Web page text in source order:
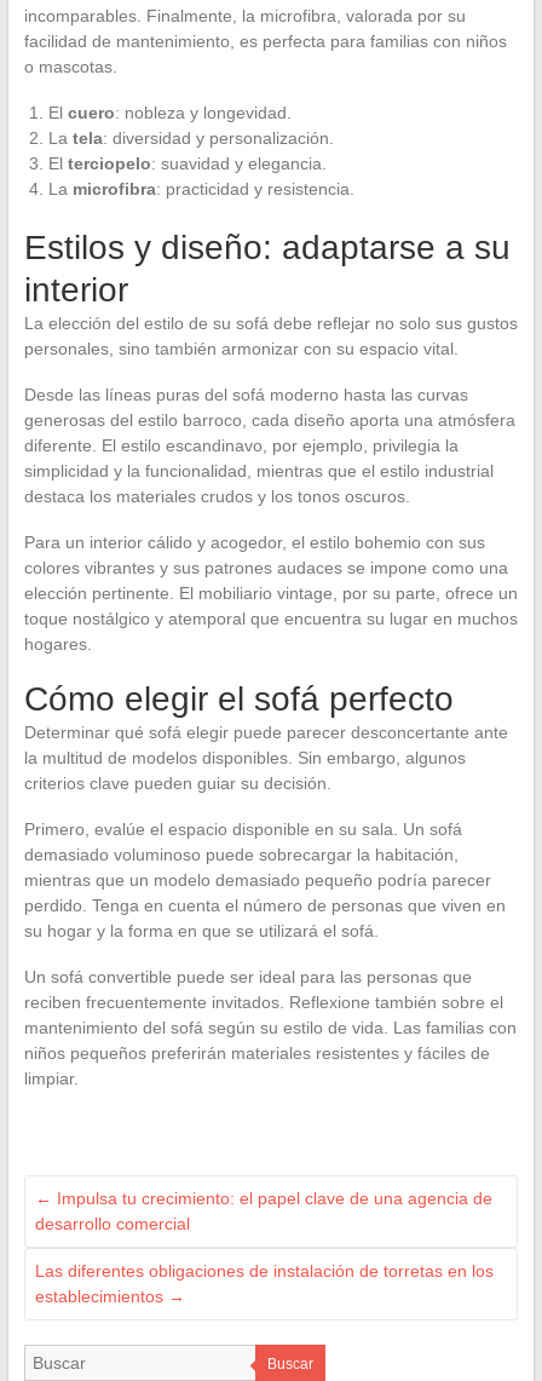
incomparables. Finalmente, la microfibra, valorada por su
facilidad de mantenimiento, es perfecta para familias con niños
o mascotas.
El cuero: nobleza y longevidad.
La tela: diversidad y personalización.
El terciopelo: suavidad y elegancia.
La microfibra: practicidad y resistencia.
Estilos y diseño: adaptarse a su
interior
La elección del estilo de su sofá debe reflejar no solo sus gustos
personales, sino también armonizar con su espacio vital.
Desde las líneas puras del sofá moderno hasta las curvas
generosas del estilo barroco, cada diseño aporta una atmósfera
diferente. El estilo escandinavo, por ejemplo, privilegia la
simplicidad y la funcionalidad, mientras que el estilo industrial
destaca los materiales crudos y los tonos oscuros.
Para un interior cálido y acogedor, el estilo bohemio con sus
colores vibrantes y sus patrones audaces se impone como una
elección pertinente. El mobiliario vintage, por su parte, ofrece un
toque nostálgico y atemporal que encuentra su lugar en muchos
hogares.
Cómo elegir el sofá perfecto
Determinar qué sofá elegir puede parecer desconcertante ante
la multitud de modelos disponibles. Sin embargo, algunos
criterios clave pueden guiar su decisión.
Primero, evalúe el espacio disponible en su sala. Un sofá
demasiado voluminoso puede sobrecargar la habitación,
mientras que un modelo demasiado pequeño podría parecer
perdido. Tenga en cuenta el número de personas que viven en
su hogar y la forma en que se utilizará el sofá.
Un sofá convertible puede ser ideal para las personas que
reciben frecuentemente invitados. Reflexione también sobre el
mantenimiento del sofá según su estilo de vida. Las familias con
niños pequeños preferirán materiales resistentes y fáciles de
limpiar.
← Impulsa tu crecimiento: el papel clave de una agencia de
desarrollo comercial
Las diferentes obligaciones de instalación de torretas en los
establecimientos →
Buscar